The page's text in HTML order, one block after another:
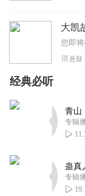
悬疑
经典必听
专辑
专辑